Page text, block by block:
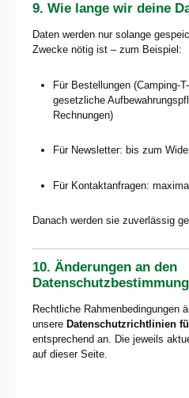
9. Wie lange wir deine
Daten werden nur solange
Zwecke nötig ist – zum Beispiel:
Für Bestellungen (Camping-
gesetzliche
Rechnungen)
Für Newsletter: bis zum
Für Kontaktanfragen:
Danach werden sie zuverlässig
10. Änderungen an den
Rechtliche Rahmenbedingungen
unsere Datenschutzrichtlinien
entsprechend an. Die jeweils
auf dieser Seite.